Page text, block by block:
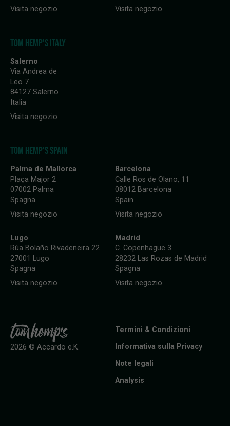
Visita negozio
Visita negozio
TOM HEMP'S ITALY
Salerno
Via Andrea de
Leo 7
84127 Salerno
Italia
Visita negozio
TOM HEMP'S SPAIN
Palma de Mallorca
Plaça Major 2
07002 Palma
Spagna
Visita negozio
Barcelona
Calle Ros de Olano, 11
08012 Barcelona
Spain
Visita negozio
Lugo
Rúa Bolaño Rivadeneira 22
27001 Lugo
Spagna
Visita negozio
Madrid
C. Copenhague 3
28232 Las Rozas de Madrid
Spagna
Visita negozio
Termini & Condizioni
Informativa sulla Privacy
Note legali
Analysis
2026 © Accardo e.K.